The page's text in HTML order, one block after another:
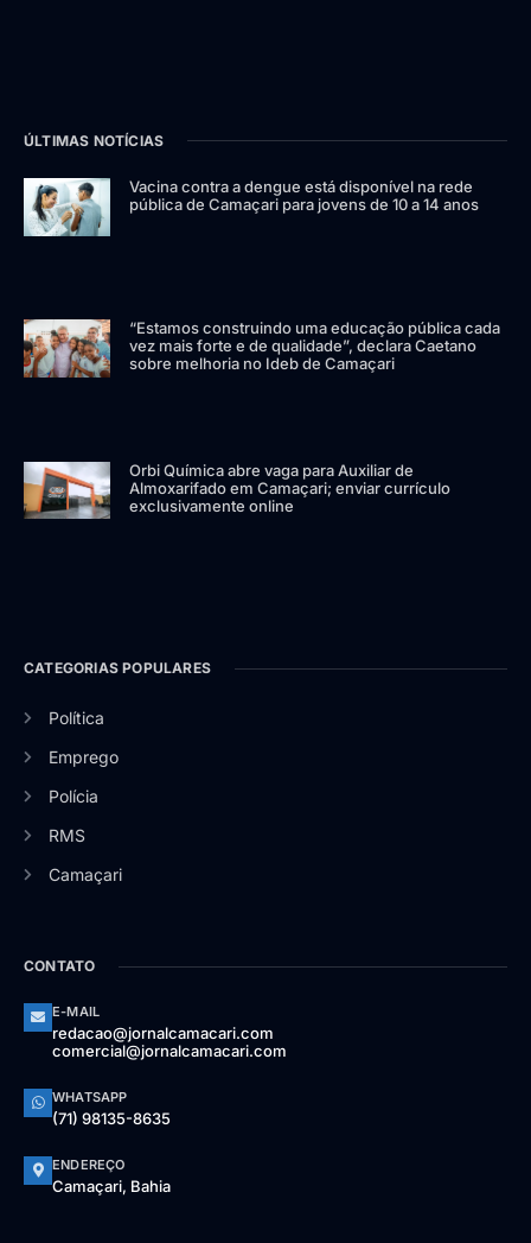
ÚLTIMAS NOTÍCIAS
Vacina contra a dengue está disponível na rede
pública de Camaçari para jovens de 10 a 14 anos
“Estamos construindo uma educação pública cada
vez mais forte e de qualidade”, declara Caetano
sobre melhoria no Ideb de Camaçari
Orbi Química abre vaga para Auxiliar de
Almoxarifado em Camaçari; enviar currículo
exclusivamente online
CATEGORIAS POPULARES
Política
Emprego
Polícia
RMS
Camaçari
CONTATO
E-MAIL
redacao@jornalcamacari.com
comercial@jornalcamacari.com
WHATSAPP
(71) 98135-8635
ENDEREÇO
Camaçari, Bahia